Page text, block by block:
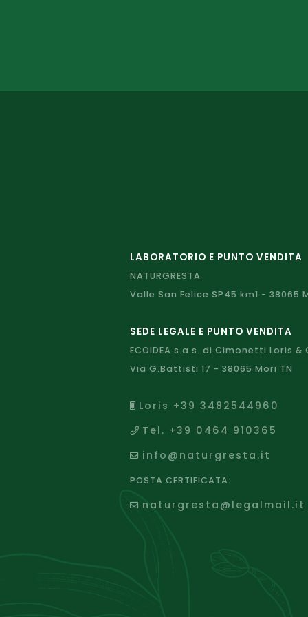
LABORATORIO E PUNTO VENDITA
NATURGRESTA
Valle San Felice SP45 km1 - 38065
SEDE LEGALE E PUNTO VENDITA
ECOIDEA s.a.s. di Cimonetti Loris &
Via G.Battisti 17 - 38065 Mori TN
Loris +39 3482544960
Tel. +39 0464 910365
info@naturgresta.it
POSTA CERTIFICATA:
naturgresta@legalmail.it